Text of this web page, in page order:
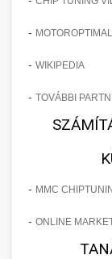
-
- WIKIPEDIA
- TOVÁBBI
- MMC
- ONLINE